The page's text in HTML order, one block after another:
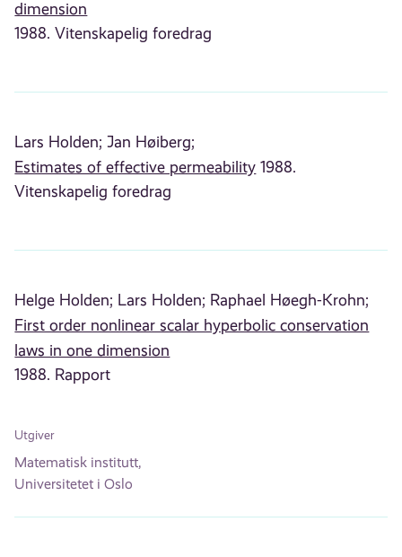
dimension
1988. Vitenskapelig foredrag
Lars Holden; Jan Høiberg;
Estimates of effective permeability 1988.
Vitenskapelig foredrag
Helge Holden; Lars Holden; Raphael Høegh-Krohn;
First order nonlinear scalar hyperbolic conservation
laws in one dimension
1988. Rapport
Utgiver
Matematisk institutt,
Universitetet i Oslo